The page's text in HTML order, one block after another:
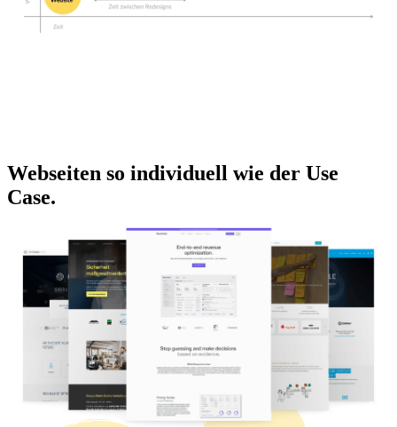
Webseiten so individuell wie der Use
Case.